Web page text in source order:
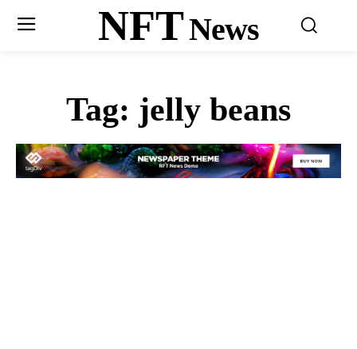
NFTNews
Tag: jelly beans